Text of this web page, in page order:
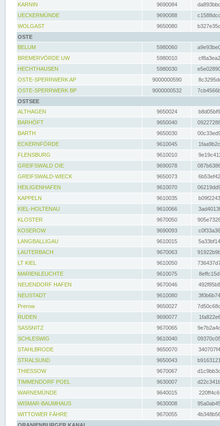
KARNIN
9690084
UECKERMÜNDE
9690088
WOLGAST
9650080
OSTE
BELUM
5980060
BREMERVÖRDE UW
5980010
HECHTHAUSEN
5980030
OSTE-SPERRWERK AP
9000000590
OSTE-SPERRWERK BP
9000000532
OSTSEE
ALTHAGEN
9650024
BARHÖFT
9650040
BARTH
9650030
ECKERNFÖRDE
9610045
FLENSBURG
9610010
GREIFSWALD OIE
9690078
GREIFSWALD-WIECK
9650073
HEILIGENHAFEN
9610070
KAPPELN
9610035
KIEL-HOLTENAU
9610066
KLOSTER
9670050
KOSEROW
9690093
LANGBALLIGAU
9610015
LAUTERBACH
9670063
LT KIEL
9610050
MARIENLEUCHTE
9610075
NEUENDORF HAFEN
9670046
NEUSTADT
9610080
Prerow
9650027
RUDEN
9690077
SASSNITZ
9670065
SCHLESWIG
9610040
STAHLBRODE
9650070
STRALSUND
9650043
THIESSOW
9670067
TIMMENDORF POEL
9630007
WARNEMÜNDE
9640015
WISMAR-BAUMHAUS
9630008
WITTOWER FÄHRE
9670055